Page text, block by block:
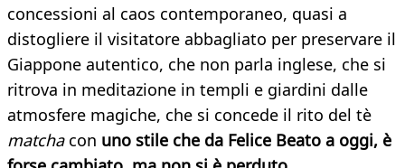
concessioni al caos contemporaneo, quasi a
distogliere il visitatore abbagliato per preservare il
Giappone autentico, che non parla inglese, che si
ritrova in meditazione in templi e giardini dalle
atmosfere magiche, che si concede il rito del tè
matchacon uno stile che da Felice Beato a oggi, è